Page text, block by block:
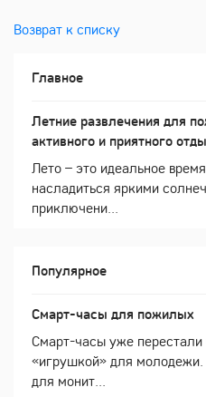
Возврат к списку
Главное
Летние развлечения для
активного и приятного
Лето – это идеальное
насладиться яркими
приключени...
Популярное
Смарт-часы для пожилых
Смарт-часы уже перестали
«игрушкой» для молодежи.
для монит...